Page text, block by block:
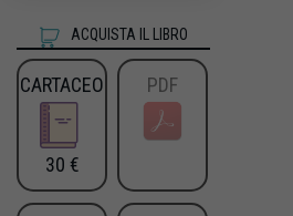
ACQUISTA IL LIBRO
CARTACEO
30 €
PDF